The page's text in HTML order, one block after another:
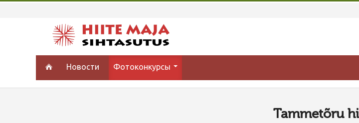
Новости Фотоконкурсы
Tammetõru